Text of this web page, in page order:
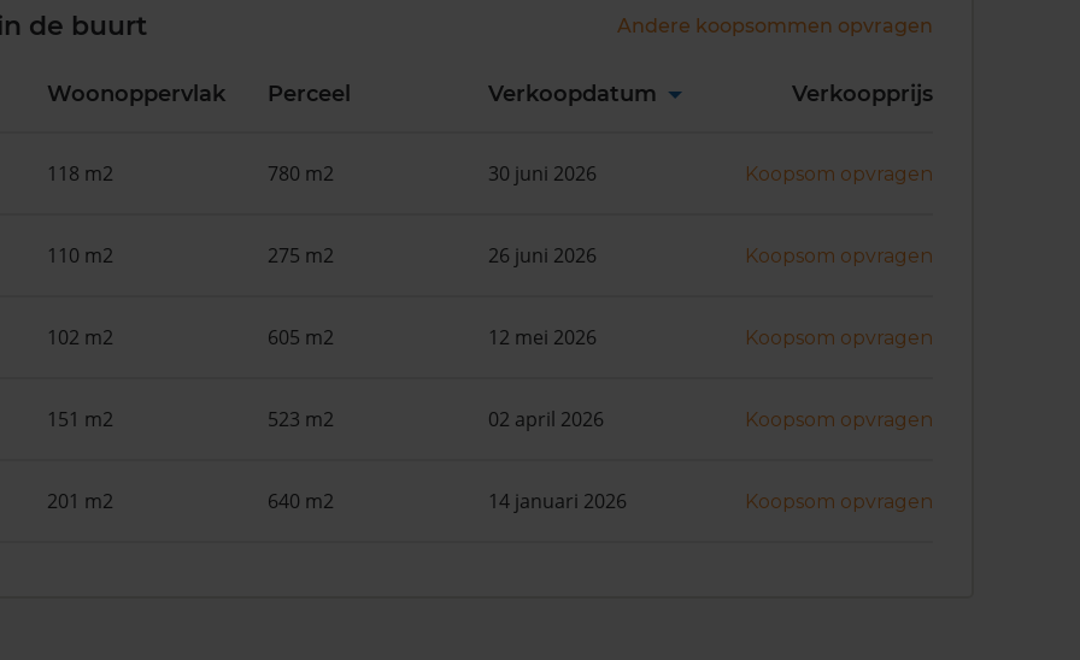
de buurt Andere koopsommen opvragen
Woonoppervlak Perceel Verkoopdatum Verkoopprijs
118 m2 780 m2 30 juni 2026 Koopsom opvragen
110 m2 275 m2 26 juni 2026 Koopsom opvragen
102 m2 605 m2 12 mei 2026 Koopsom opvragen
151 m2 523 m2 02 april 2026 Koopsom opvragen
201 m2 640 m2 14 januari 2026 Koopsom opvragen